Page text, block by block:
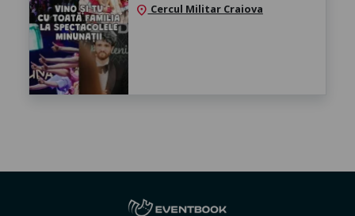
location_on Cercul Militar Craiova